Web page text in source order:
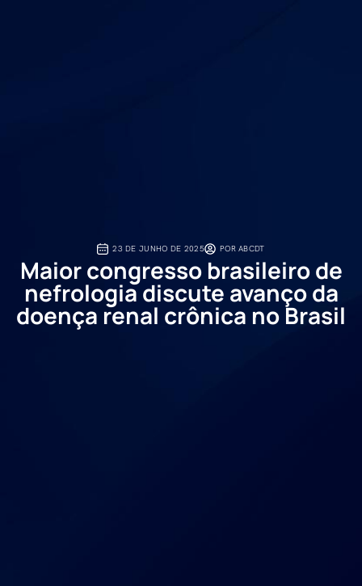
23 DE JUNHO DE 2025 PORABCDT
Maior congresso brasileiro de
nefrologia discute avanço da
doença renal crônica no Brasil